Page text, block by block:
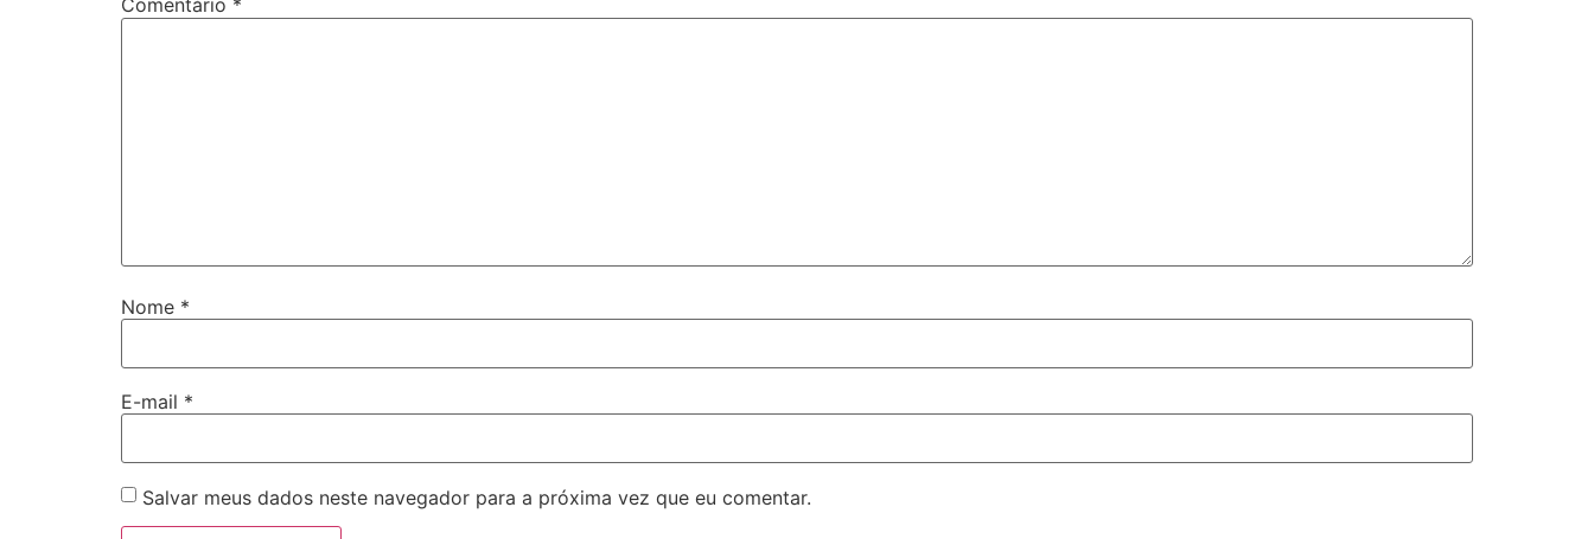
Comentário *
Nome *
E-mail *
Salvar meus dados neste navegador para a próxima vez que eu comentar.